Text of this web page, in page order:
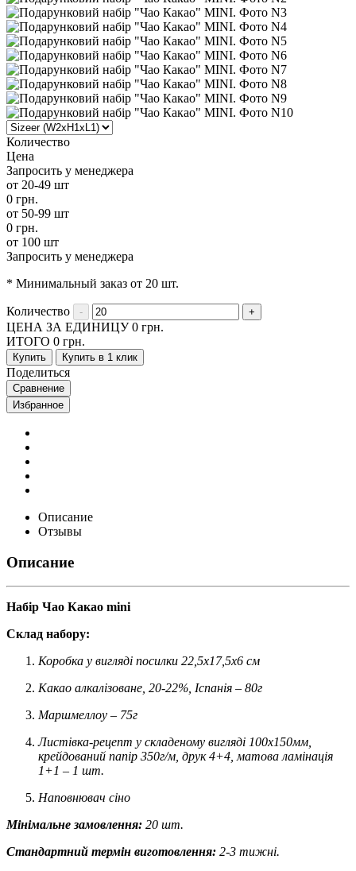
Количество
Цена
Запросить у менеджера
от 20-49 шт
0 грн.
от 50-99 шт
0 грн.
от 100 шт
Запросить у менеджера
* Минимальный заказ от 20 шт.
Количество
ЦЕНА ЗА ЕДИНИЦУ 0 грн.
ИТОГО 0 грн.
Купить Купить в 1 клик
Поделиться
Сравнение
Избранное
Описание
Отзывы
Описание
Набір Чао Какао mini
Склад набору:
Коробка у вигляді посилки 22,5х17,5х6 см
Какао алкалізоване, 20-22%, Іспанія – 80г
Маршмеллоу – 75г
Листівка-рецепт у складеному вигляді 100х150мм,
крейдований папір 350г/м, друк 4+4, матова ламінація
1+1 – 1 шт.
Наповнювач сіно
Мінімальне замовлення: 20 шт.
Стандартний термін виготовлення: 2-3 тижні.